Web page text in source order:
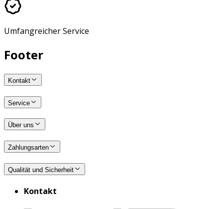
Umfangreicher Service
Footer
Kontakt
Service
Über uns
Zahlungsarten
Qualität und Sicherheit
Kontakt